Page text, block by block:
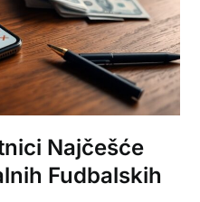
Najčešće
Fudbalskih